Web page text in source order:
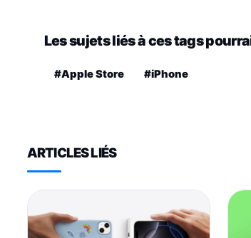
Les sujets liés à ces tags
#Apple Store #iPhone
ARTICLES LIÉS